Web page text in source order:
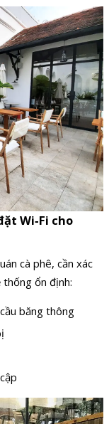
Wi‑Fi cho
cà phê, cần xác
ổn định:
băng thông